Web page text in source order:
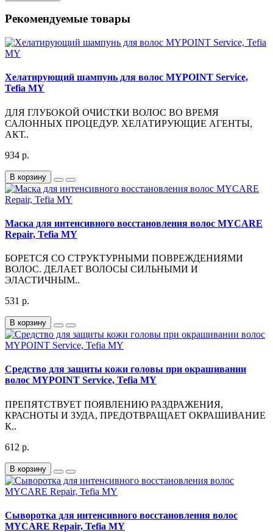
Рекомендуемые товары
Хелатирующий шампунь для волос MYPOINT Service,
Tefia MY
ДЛЯ ГЛУБОКОЙ ОЧИСТКИ ВОЛОС ВО ВРЕМЯ
САЛОННЫХ ПРОЦЕДУР. ХЕЛАТИРУЮЩИЕ АГЕНТЫ,
АКТ..
934 р.
В корзину
Маска для интенсивного восстановления волос MYCARE
Repair, Tefia MY
БОРЕТСЯ СО СТРУКТУРНЫМИ ПОВРЕЖДЕНИЯМИ
ВОЛОС. ДЕЛАЕТ ВОЛОСЫ СИЛЬНЫМИ И
ЭЛАСТИЧНЫМ..
531 р.
В корзину
Средство для защиты кожи головы при окрашивании
волос MYPOINT Service, Tefia MY
ПРЕПЯТСТВУЕТ ПОЯВЛЕНИЮ РАЗДРАЖЕНИЯ,
КРАСНОТЫ И ЗУДА, ПРЕДОТВРАЩАЕТ ОКРАШИВАНИЕ
К..
612 р.
В корзину
Сыворотка для интенсивного восстановления волос
MYCARE Repair, Tefia MY